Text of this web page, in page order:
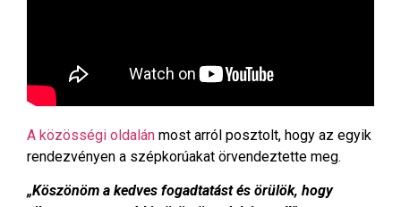
A közösségi oldalán most arról posztolt, hogy az egyik
rendezvényen a szépkorúakat örvendeztette meg.
„Köszönöm a kedves fogadtatást és örülök, hogy